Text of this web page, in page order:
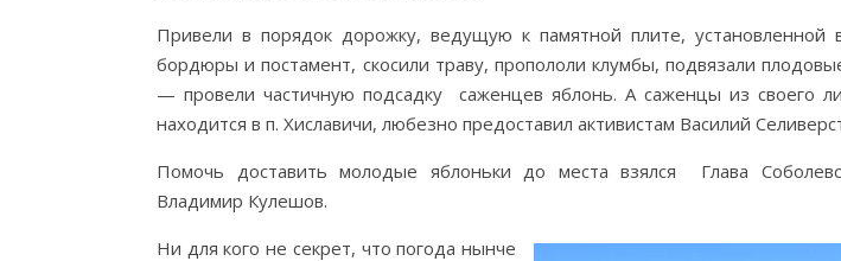
Привели в порядок дорожку, ведущую к памятной плите, установленной
бордюры и постамент, скосили траву, пропололи клумбы, подвязали
— провели частичную подсадку саженцев яблонь. А саженцы из своего
находится в п. Хиславичи, любезно предоставил активистам Василий
Помочь доставить молодые яблоньки до места взялся Глава
Владимир Кулешов.
Ни для кого не секрет, что погода нынче